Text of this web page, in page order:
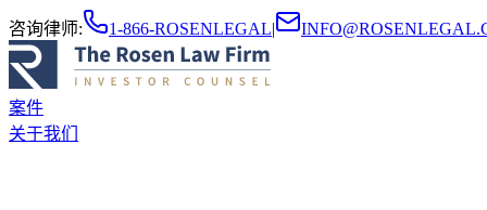
咨询律师: 1-866-ROSENLEGAL|
案件
关于我们